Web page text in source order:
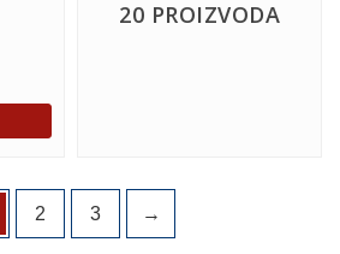
20 PROIZVODA
2 3 →